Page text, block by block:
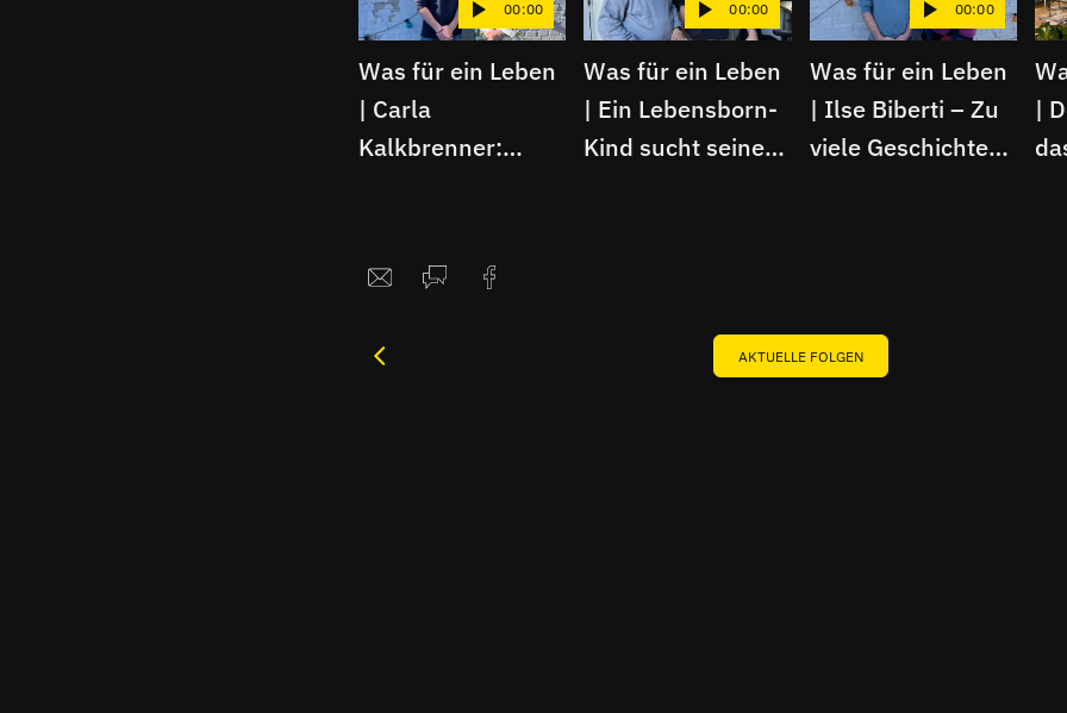
00:00
Was für ein Leben
| Carla
Kalkbrenner:
und Krimi
00:00
Was für ein Leben
| Ein Lebensborn-
Kind sucht seine
00:00
Was für ein Leben
| Ilse Biberti – Zu
viele Geschichten
|
AKTUELLE FOLGEN